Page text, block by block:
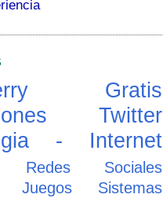
Gratis
Twitter
- Internet
Redes Sociales
Juegos
Sistemas